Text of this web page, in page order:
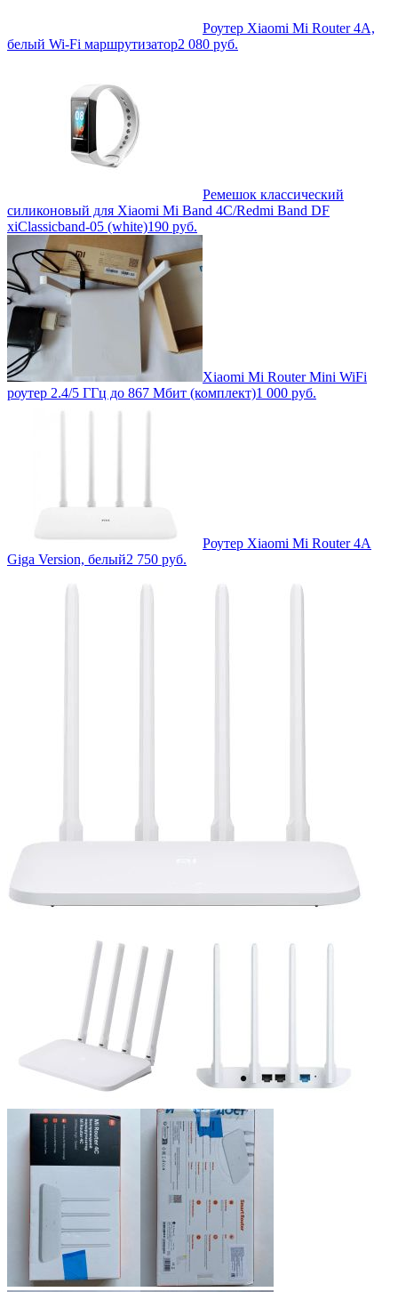
Роутер Xiaomi Mi Router 4A,
белый Wi-Fi маршрутизатор2 080 руб.
Ремешок классический
силиконовый для Xiaomi Mi Band 4C/Redmi Band DF
xiClassicband-05 (white)190 руб.
Xiaomi Mi Router Mini WiFi
роутер 2.4/5 ГГц до 867 Мбит (комплект)1 000 руб.
Роутер Xiaomi Mi Router 4A
Giga Version, белый2 750 руб.